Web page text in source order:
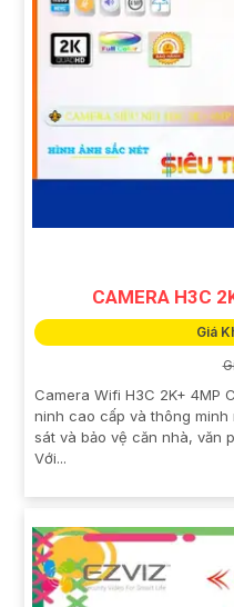
CAMERA H3C
Giá
Camera Wifi H3C 2K+ 4MP
ninh cao cấp và thông
sát và bảo vệ căn nhà, văn
Với...